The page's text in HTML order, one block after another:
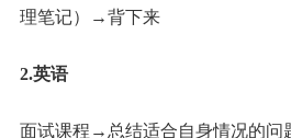
理笔记）→背下来
2.英语
面试课程→总结适合自身情况的问